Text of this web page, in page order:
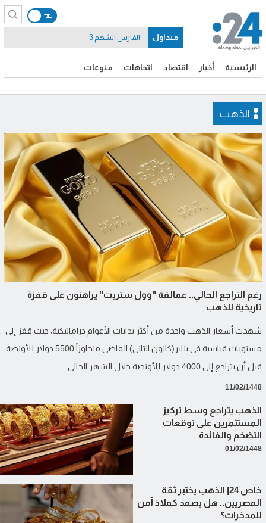
الرئيسية أخبار اقتصاد اتجاهات منوعات
متداول الفارس الشهم 3
الذهب
رغم التراجع الحالي.. عمالقة "وول ستريت" يراهنون على قفزة
تاريخية للذهب
​شهدت أسعار الذهب واحدة من أكثر بدايات الأعوام دراماتيكية، حيث قفز إلى
مستويات قياسية في يناير(كانون الثاني) الماضي متجاوزاً 5500 دولار للأونصة،
قبل أن يتراجع إلى 4000 دولار للأونصة خلال الشهر الحالي.
11/02/1448
الذهب يتراجع وسط تركيز
المستثمرين على توقعات
التضخم والفائدة
01/02/1448
خاص 24| الذهب يختبر ثقة
المصريين.. هل يصمد كملاذ آمن
للمدخرات؟